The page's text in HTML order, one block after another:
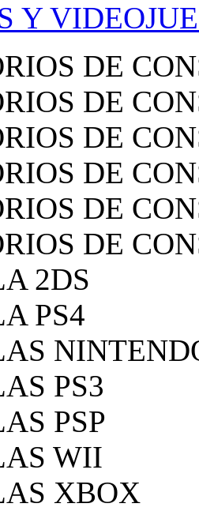
Y
DE
DE
DE
DE
DE
DE
2DS
PS4
PS3
PSP
WII
XBOX